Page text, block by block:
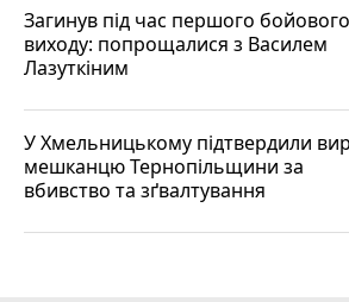
Загинув під час першого бойового
виходу: попрощалися з Василем
Лазуткіним
У Хмельницькому підтвердили
мешканцю Тернопільщини за
вбивство та зґвалтування